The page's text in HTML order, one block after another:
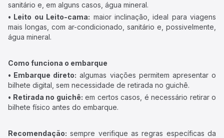
sanitário e, em alguns casos, água mineral.
• Leito ou Leito-cama: maior inclinação, ideal para viagens
mais longas, com ar-condicionado, sanitário e, possivelmente,
água mineral.
Como funciona o embarque
• Embarque direto: algumas viações permitem apresentar o
bilhete digital, sem necessidade de retirada no guichê.
• Retirada no guichê: em certos casos, é necessário retirar o
bilhete físico antes do embarque.
Recomendação: sempre verifique as regras específicas da